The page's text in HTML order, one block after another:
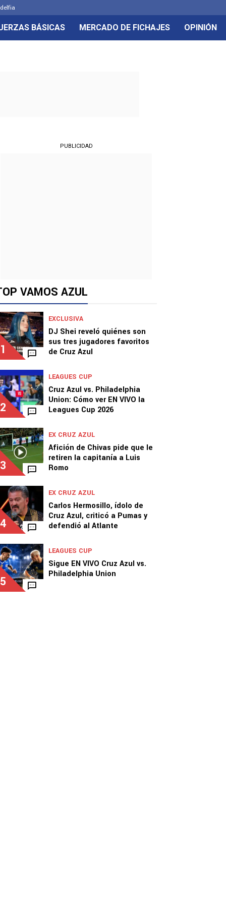
BÁSICAS MERCADO DE FICHAJES OPINIÓN
PUBLICIDAD
VAMOS AZUL
1
EXCLUSIVA
DJ Shei reveló quiénes son
sus tres jugadores favoritos
de Cruz Azul
2
LEAGUES CUP
Cruz Azul vs. Philadelphia
Union: Cómo ver EN VIVO la
Leagues Cup 2026
3
EX CRUZ AZUL
Afición de Chivas pide que le
retiren la capitanía a Luis
Romo
4
EX CRUZ AZUL
Carlos Hermosillo, ídolo de
Cruz Azul, criticó a Pumas y
defendió al Atlante
5
LEAGUES CUP
Sigue EN VIVO Cruz Azul vs.
Philadelphia Union